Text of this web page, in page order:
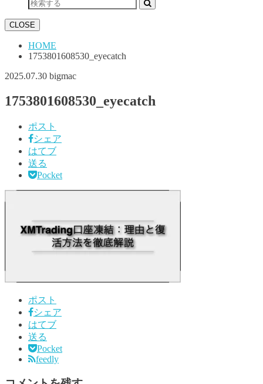
CLOSE
HOME
1753801608530_eyecatch
2025.07.30 bigmac
1753801608530_eyecatch
ポスト
シェア
はてブ
送る
Pocket
ポスト
シェア
はてブ
送る
Pocket
feedly